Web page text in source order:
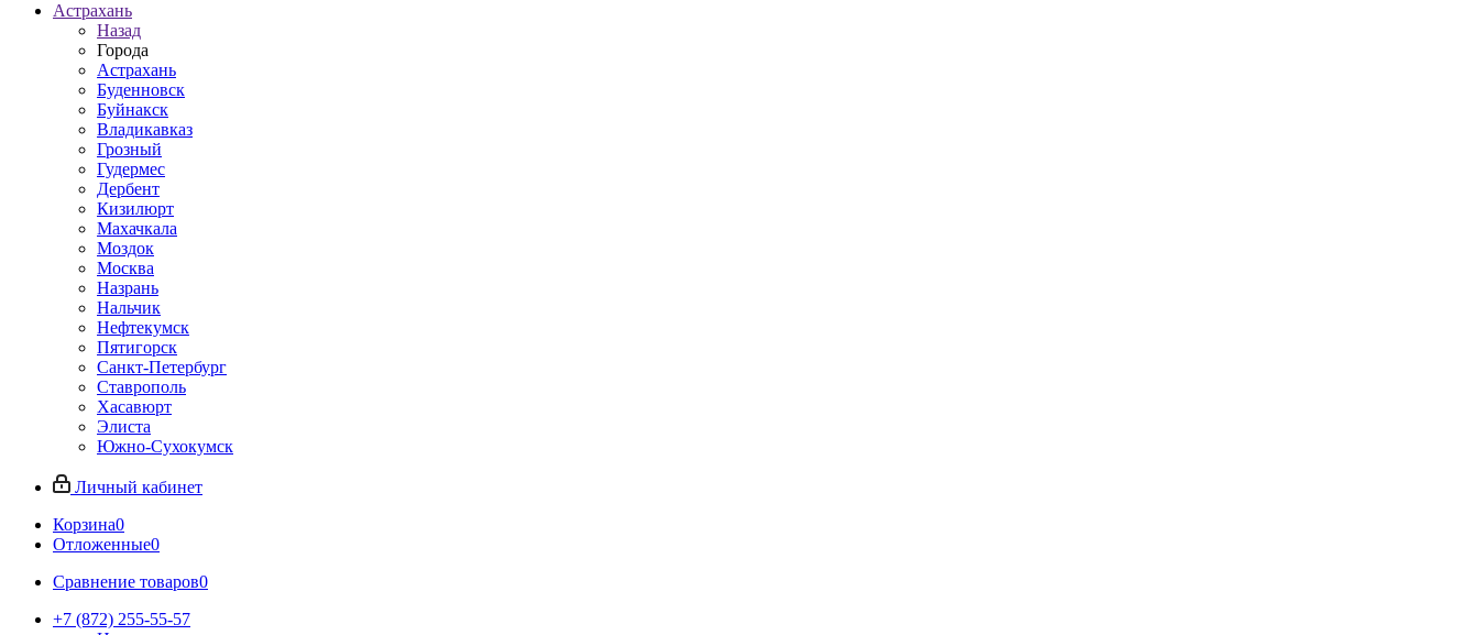
Астрахань
Назад
Города
Астрахань
Буденновск
Буйнакск
Владикавказ
Грозный
Гудермес
Дербент
Кизилюрт
Махачкала
Моздок
Москва
Назрань
Нальчик
Нефтекумск
Пятигорск
Санкт-Петербург
Ставрополь
Хасавюрт
Элиста
Южно-Сухокумск
Личный кабинет
Корзина0
Отложенные0
Сравнение товаров0
+7 (872) 255-55-57